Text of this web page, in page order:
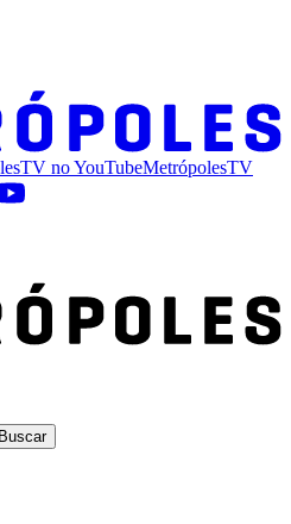
noYouTubeMetrópolesTV
Buscar